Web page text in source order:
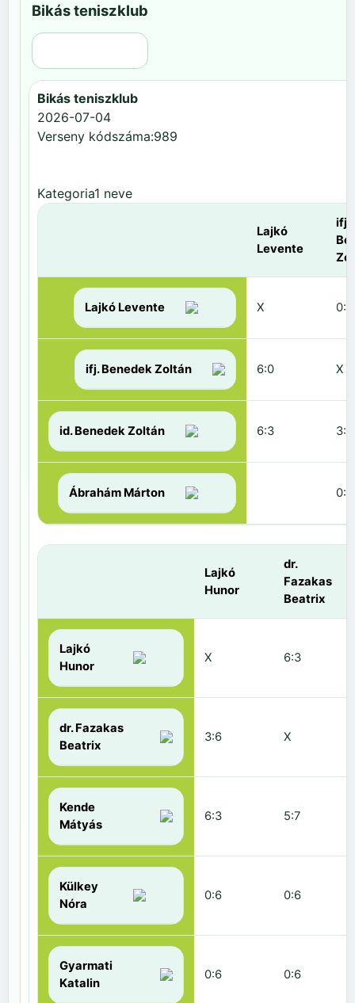
Bikás teniszklub
Bikás teniszklub
2026-07-04
Verseny kódszáma:989
Kategoria1 neve
Lajkó
Levente
ifj.
Lajkó Levente X 0:6
ifj. Benedek Zoltán 6:0 X
id. Benedek Zoltán 6:3 3:6
Ábrahám Márton 0:6
Lajkó
Hunor
dr.
Fazakas
Beatrix
Lajkó
Hunor
X 6:3
dr. Fazakas
Beatrix
3:6 X
Kende
Mátyás
6:3 5:7
Külkey
Nóra
0:6 0:6
Gyarmati
Katalin
0:6 0:6